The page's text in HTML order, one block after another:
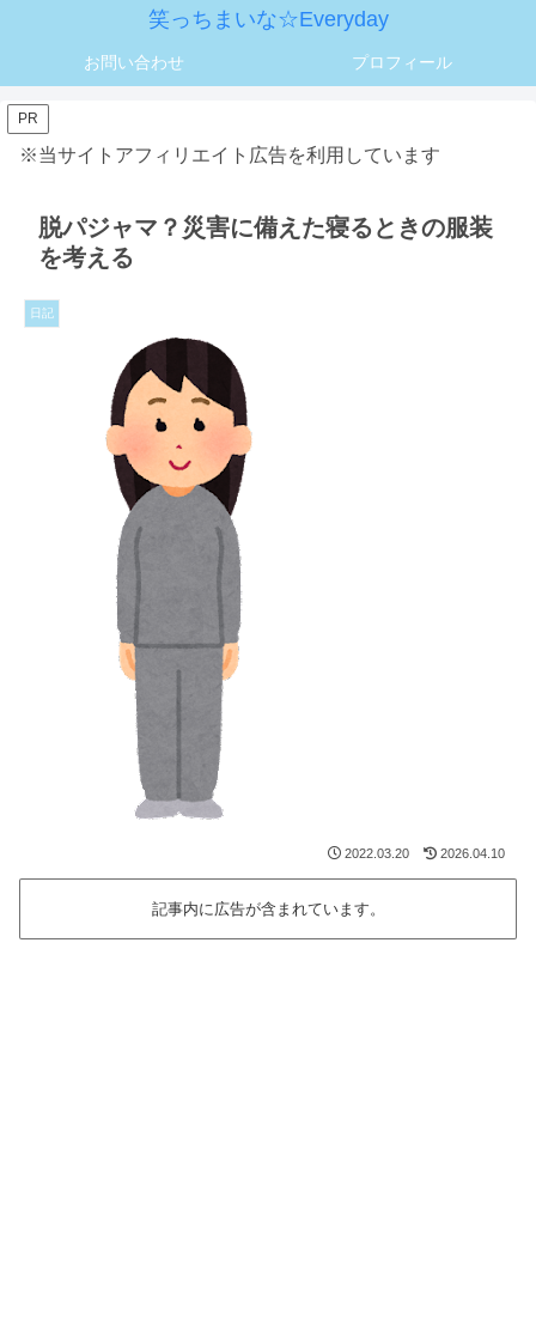
笑っちまいな☆Everyday
お問い合わせ プロフィール
PR
※当サイトアフィリエイト広告を利用しています
脱パジャマ？災害に備えた寝るときの服装
を考える
日記
2022.03.20 2026.04.10
記事内に広告が含まれています。